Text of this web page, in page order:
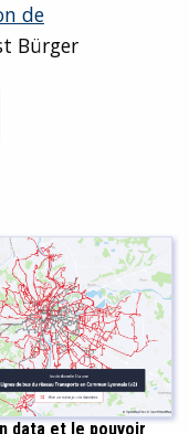
de
Bürger
data et le pouvoir